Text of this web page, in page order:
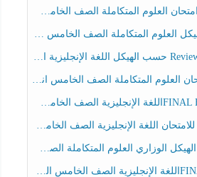
المتكاملة الصف الخامس عام الفصل الثالث
المتكاملة الصف الخامس انسبير الفصل الثالث
المتكاملة الصف الخامس انسبير الفصل الثالث
اللغة الإنجليزية الصف الخامس الفصل الثالث
العلوم المتكاملة الصف الخامس عام الفصل الثالث